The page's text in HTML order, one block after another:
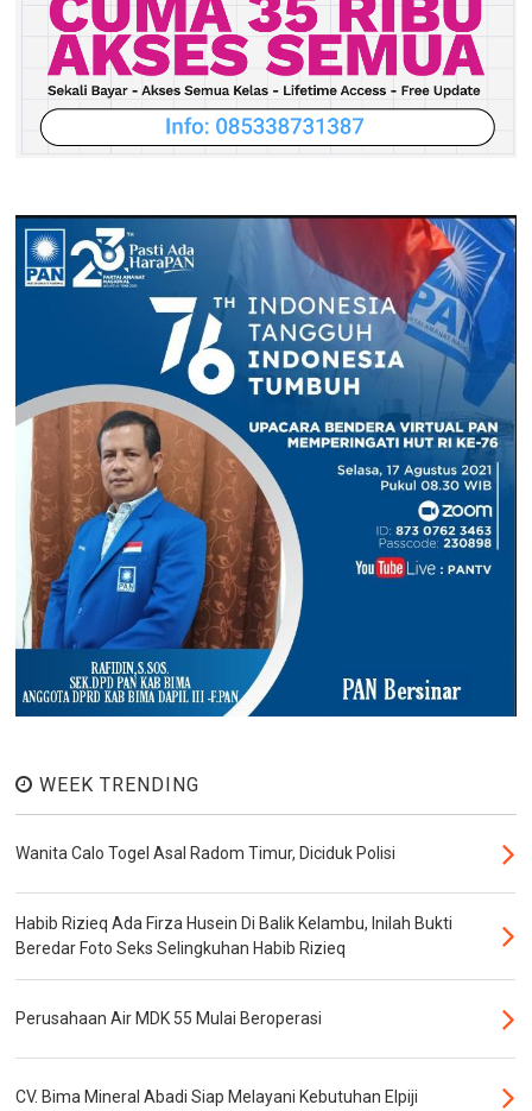
WEEK TRENDING
Wanita Calo Togel Asal Radom Timur, Diciduk Polisi
Habib Rizieq Ada Firza Husein Di Balik Kelambu, Inilah Bukti
Beredar Foto Seks Selingkuhan Habib Rizieq
Perusahaan Air MDK 55 Mulai Beroperasi
CV. Bima Mineral Abadi Siap Melayani Kebutuhan Elpiji